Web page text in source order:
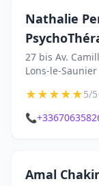
Nathalie
27 bis Av.
Lons-le-Saunier
★★★★★5/5
📞
Amal